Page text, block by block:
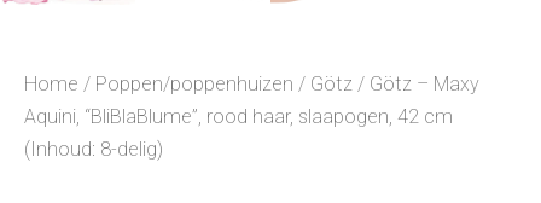
Home / Poppen/poppenhuizen / Götz / Götz – Maxy
Aquini, “BliBlaBlume”, rood haar, slaapogen, 42 cm
(Inhoud: 8-delig)